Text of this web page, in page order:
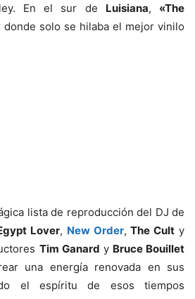
En el sur de Luisiana, «The
donde solo se hilaba el mejor vinilo
lista de reproducción del DJ de
Lover, New Order,The Cult y
Tim Ganard y Bruce Bouillet
una energía renovada en sus
el espíritu de esos tiempos